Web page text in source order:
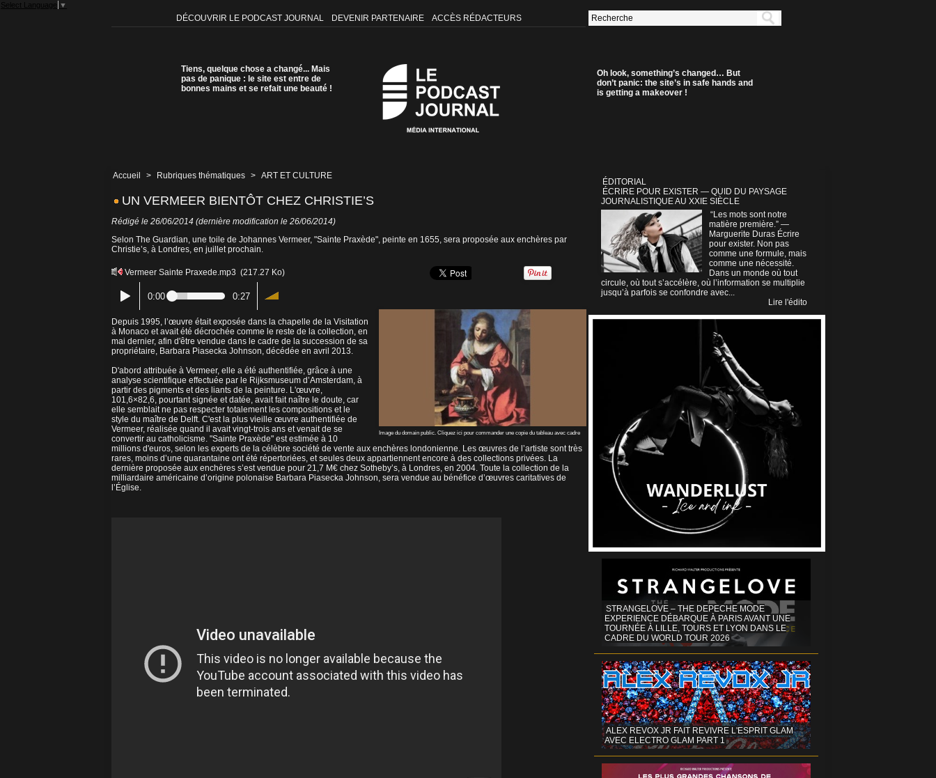
Select Language ▼
DÉCOUVRIR LE PODCAST JOURNAL DEVENIR PARTENAIRE ACCÈS RÉDACTEURS
Tiens, quelque chose a changé... Mais
pas de panique : le site est entre de
bonnes mains et se refait une beauté !
Oh look, something’s changed… But
don’t panic: the site’s in safe hands and
is getting a makeover !
Accueil > Rubriques thématiques > ART ET CULTURE
UN VERMEER BIENTÔT CHEZ CHRISTIE’S
Rédigé le 26/06/2014 (dernière modification le 26/06/2014)
Selon The Guardian, une toile de Johannes Vermeer, "Sainte Praxède", peinte en 1655, sera proposée aux enchères par
Christie’s, à Londres, en juillet prochain.
Image du domain public. Cliquez ici pour commander une copie du tableau avec cadre
Vermeer Sainte Praxede.mp3 (217.27 Ko)
0:00 0:27
Depuis 1995, l’œuvre était exposée dans la chapelle de la Visitation
à Monaco et avait été décrochée comme le reste de la collection, en
mai dernier, afin d'être vendue dans le cadre de la succession de sa
propriétaire, Barbara Piasecka Johnson, décédée en avril 2013.
D'abord attribuée à Vermeer, elle a été authentifiée, grâce à une
analyse scientifique effectuée par le Rijksmuseum d’Amsterdam, à
partir des pigments et des liants de la peinture. L'œuvre,
101,6×82,6, pourtant signée et datée, avait fait naître le doute, car
elle semblait ne pas respecter totalement les compositions et le
style du maître de Delft. C'est la plus vieille œuvre authentifiée de
Vermeer, réalisée quand il avait vingt-trois ans et venait de se
convertir au catholicisme. "Sainte Praxède" est estimée à 10
millions d'euros, selon les experts de la célèbre société de vente aux enchères londonienne. Les œuvres de l’artiste sont très
rares, moins d’une quarantaine ont été répertoriées, et seules deux appartiennent encore à des collections privées. La
dernière proposée aux enchères s’est vendue pour 21,7 M€ chez Sotheby’s, à Londres, en 2004. Toute la collection de la
milliardaire américaine d’origine polonaise Barbara Piasecka Johnson, sera vendue au bénéfice d’œuvres caritatives de
l’Église.
ÉDITORIAL
ÉCRIRE POUR EXISTER — QUID DU PAYSAGE
JOURNALISTIQUE AU XXIE SIÈCLE
“Les mots sont notre
matière première.” —
Marguerite Duras Écrire
pour exister. Non pas
comme une formule, mais
comme une nécessité.
Dans un monde où tout
circule, où tout s’accélère, où l’information se multiplie
jusqu’à parfois se confondre avec...
Lire l'édito
STRANGELOVE – THE DEPECHE MODE
EXPERIENCE DÉBARQUE À PARIS AVANT UNE
TOURNÉE À LILLE, TOURS ET LYON DANS LE
CADRE DU WORLD TOUR 2026
ALEX REVOX JR FAIT REVIVRE L'ESPRIT GLAM
AVEC ELECTRO GLAM PART 1